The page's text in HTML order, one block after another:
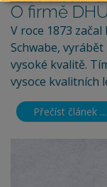
O firmě DHU
V roce 1873
Schwabe,
vysoké kvalitě.
vysoce kvalitních
Přečíst článek ...